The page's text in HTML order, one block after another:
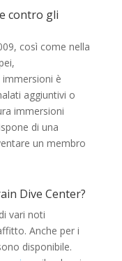
contro gli
così come nella
è
aggiuntivi o
immersioni
di una
un membro
Dive Center?
vari noti
Anche per i
disponibile.